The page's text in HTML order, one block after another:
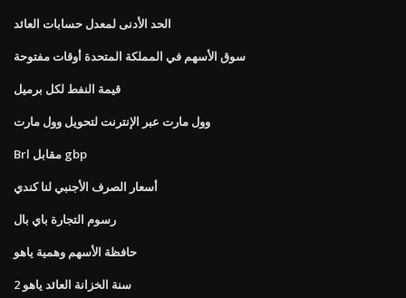
الحد الأدنى لمعدل حسابات العائد
سوق الأسهم في المملكة المتحدة أوقات مفتوحة
قيمة النفط لكل برميل
وول مارت عبر الإنترنت لتحويل وول مارت
Brl مقابل gbp
أسعار الصرف الأجنبي لنا كندي
رسوم التجارة باي بال
حافظة الأسهم وهمية ياهو
2 سنة الخزانة العائد ياهو